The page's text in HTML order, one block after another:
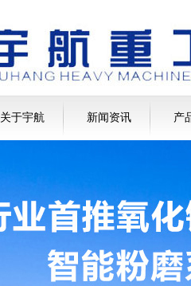
关于宇航 新闻资讯 产